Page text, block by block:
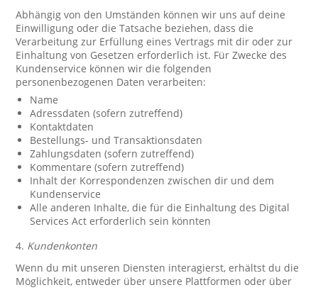
Abhängig von den Umständen können wir uns auf deine
Einwilligung oder die Tatsache beziehen, dass die
Verarbeitung zur Erfüllung eines Vertrags mit dir oder zur
Einhaltung von Gesetzen erforderlich ist. Für Zwecke des
Kundenservice können wir die folgenden
personenbezogenen Daten verarbeiten:
Name
Adressdaten (sofern zutreffend)
Kontaktdaten
Bestellungs- und Transaktionsdaten
Zahlungsdaten (sofern zutreffend)
Kommentare (sofern zutreffend)
Inhalt der Korrespondenzen zwischen dir und dem
Kundenservice
Alle anderen Inhalte, die für die Einhaltung des Digital
Services Act erforderlich sein könnten
4. Kundenkonten
Wenn du mit unseren Diensten interagierst, erhältst du die
Möglichkeit, entweder über unsere Plattformen oder über